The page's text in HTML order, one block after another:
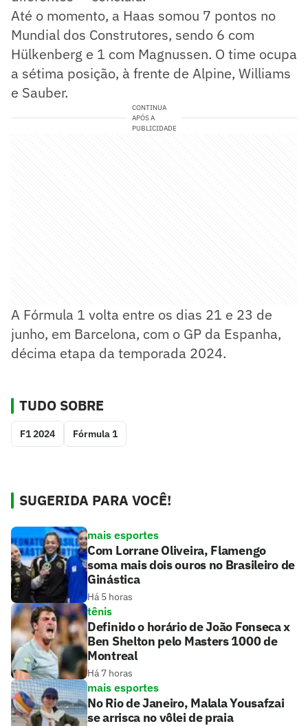
Até o momento, a Haas somou 7 pontos no
Mundial dos Construtores, sendo 6 com
Hülkenberg e 1 com Magnussen. O time ocupa
a sétima posição, à frente de Alpine, Williams
e Sauber.
CONTINUA
APÓS A
PUBLICIDADE
A Fórmula 1 volta entre os dias 21 e 23 de
junho, em Barcelona, com o GP da Espanha,
décima etapa da temporada 2024.
TUDO SOBRE
F1 2024 Fórmula 1
SUGERIDA PARA VOCÊ!
mais esportes
Com Lorrane Oliveira, Flamengo
soma mais dois ouros no Brasileiro de
Ginástica
Há 5 horas
tênis
Definido o horário de João Fonseca x
Ben Shelton pelo Masters 1000 de
Montreal
Há 7 horas
mais esportes
No Rio de Janeiro, Malala Yousafzai
se arrisca no vôlei de praia